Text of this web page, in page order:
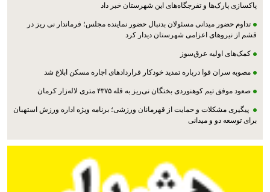
پاکسازی پارک‌ها و تفرجگاه‌های این شهرستان خبر داد
تداوم حضور میدانی مسئولان بدنبال حضور نماینده مجلس؛ فرماندار نی ریز در
قشم از نیروهای اعزامی شهرستان دیدار کرد
کمک‌های اولیه عرق‌سوز
مصوبه سران قوا درباره تمدید خودکار قراردادهای اجاره مسکن ابلاغ شد
صعود موفق تیم کوهنوردی بختگان نی‌ریز به قله ۴۳۷۵ متری لاله‌زار کرمان
پیگیری مشکلات و حمایت از قهرمانان ورزشی؛ برنامه ویژه اداره ورزش استهبان
برای توسعه دو و میدانی